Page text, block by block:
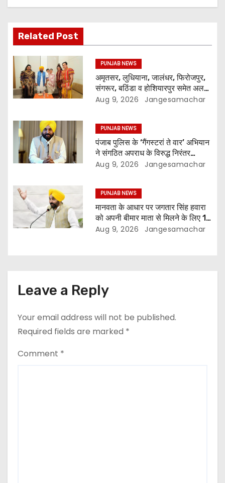
Related Post
PUNJAB NEWS
अमृतसर, लुधियाना, जालंधर, फिरोजपुर,
संगरूर, बठिंडा व होशियारपुर समेत अलग-
अलग स्थानों पर ये शो होगा- भगवंत सिंह
Aug 9, 2026 Jangesamachar
PUNJAB NEWS
पंजाब पुलिस के ‘गैंगस्टरां ते वार’ अभियान
ने संगठित अपराध के विरुद्ध निरंतर
कार्रवाई के 200 दिन पूरे किए ; 1.09
Aug 9, 2026 Jangesamachar
PUNJAB NEWS
मानवता के आधार पर जगतार सिंह हवारा
को अपनी बीमार माता से मिलने के लिए 10
दिन की पैरोल दी जानी चाहिए- मुख्यमंत्री
Aug 9, 2026 Jangesamachar
Leave a Reply
Your email address will not be published.
Required fields are marked *
Comment *